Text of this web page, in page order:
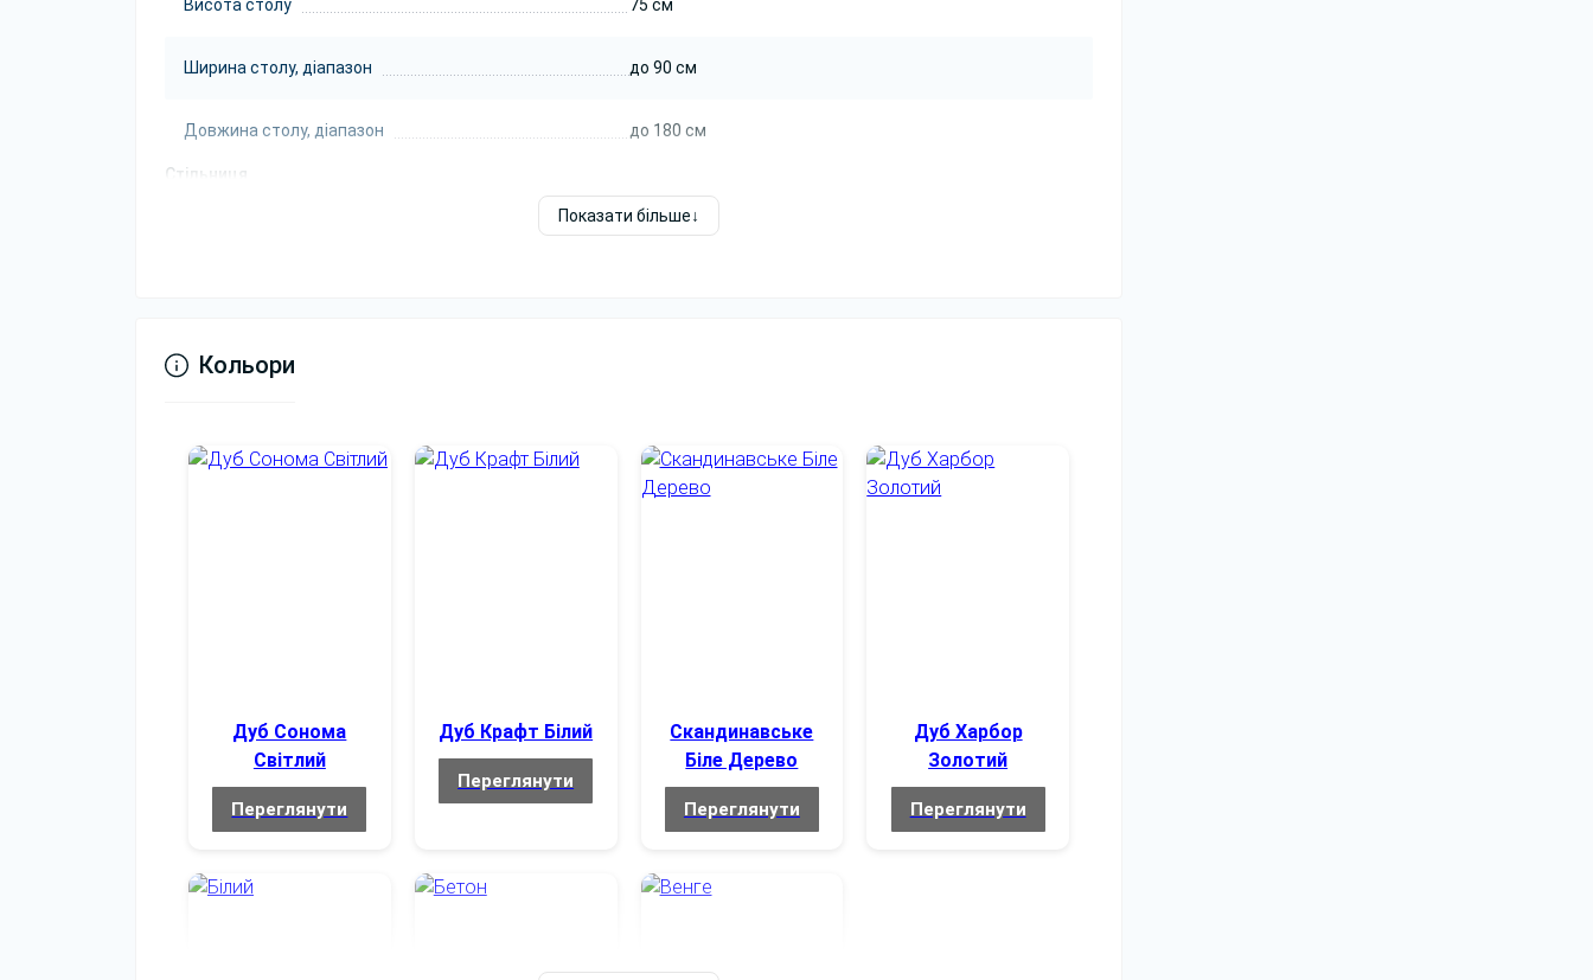
Висота столу 75 см
Ширина столу, діапазон до 90 см
Довжина столу, діапазон до 180 см
Стільниця
Білий
Тип декору стільниці Однотонні
Захист підлоги Пластикові пятки
Доставка та збирання
Доставка Безкоштовно на адресу
Збирання Безкоштовно
Показати більше
Кольори
Дуб Сонома
Світлий
Переглянути
Дуб Крафт Білий
Переглянути
Скандинавське
Біле Дерево
Переглянути
Дуб Харбор
Золотий
Переглянути